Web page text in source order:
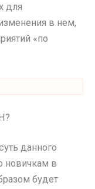
для
в нем,
«по
данного
новичкам в
будет